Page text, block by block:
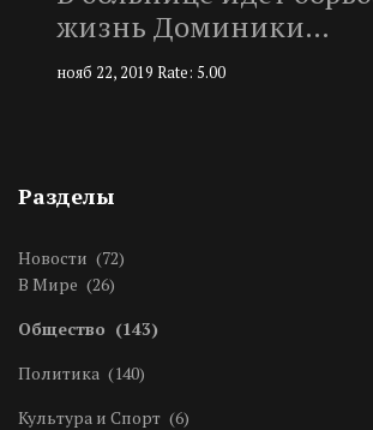
жизнь Доминики…
нояб 22, 2019 Rate: 5.00
Разделы
Новости (72)
В Мире (26)
Общество (143)
Политика (140)
Культура и Спорт (6)